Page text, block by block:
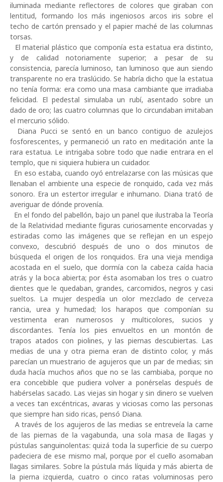
iluminada mediante reflectores de colores que giraban con
lentitud, formando los más ingeniosos arcos iris sobre el
techo de cartón prensado y el papier maché de las columnas
torsas.
El material plástico que componía esta estatua era distinto,
y de calidad notoriamente superior; a pesar de su
consistencia, parecía luminoso, tan luminoso que aun siendo
transparente no era traslúcido. Se habría dicho que la estatua
no tenía forma: era como una masa cambiante que irradiaba
felicidad. El pedestal simulaba un rubí, asentado sobre un
dado de oro; las cuatro columnas que lo circundaban imitaban
el mercurio sólido.
Diana Pucci se sentó en un banco contiguo de azulejos
fosforescentes, y permaneció un rato en meditación ante la
rara estatua. Le intrigaba sobre todo que nadie entrara en el
templo, que ni siquiera hubiera un cuidador.
En eso estaba, cuando oyó entrelazarse con las músicas que
llenaban el ambiente una especie de ronquido, cada vez más
sonoro. Era un estertor irregular e inhumano. Diana trató de
averiguar de dónde provenía.
En el fondo del pabellón, bajo un panel que ilustraba la Teoría
de la Relatividad mediante figuras curiosamente encorvadas y
estiradas como las imágenes que se reflejan en un espejo
convexo, descubrió después de uno o dos minutos de
búsqueda el origen de los ronquidos. Era una vieja mendiga
acostada en el suelo, que dormía con la cabeza caída hacia
atrás y la boca abierta; por ésta asomaban los tres o cuatro
dientes que le quedaban, grandes, carcomidos, negros y casi
sueltos. La mujer despedía un olor mezclado de cerveza
rancia, urea y humedad; los harapos que componían su
vestimenta eran numerosos y multicolores, sucios y
discordantes. Tenía los pies envueltos en un montón de
trapos atados con piolines, y las piernas descubiertas. Las
medias de una y otra pierna eran de distinto color, y más
parecían un muestrario de agujeros que un par de medias; sin
duda hacía muchos años que no se las cambiaba, porque no
era concebible que pudiera volver a ponérselas después de
habérselas sacado. Las viejas sin hogar y sin dinero se vuelven
a veces tan excéntricas, avaras y viciosas como las personas
que siempre han sido ricas, pensó Diana.
A través de los agujeros de las medias se entreveía la carne
de las piernas de la vagabunda, una sola masa de llagas y
pústulas sanguinolentas: quizá toda la superficie de su cuerpo
padeciera de ese mismo mal, porque por el cuello asomaban
llagas similares. Sobre la pústula más líquida y más abierta de
la pierna izquierda, cuatro o cinco ratas voluminosas pero